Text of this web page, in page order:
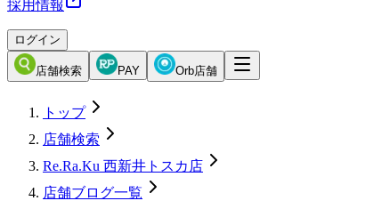
採用情報
ログイン
店舗検索 PAY Orb店舗
トップ
店舗検索
Re.Ra.Ku 西新井トスカ店
店舗ブログ一覧